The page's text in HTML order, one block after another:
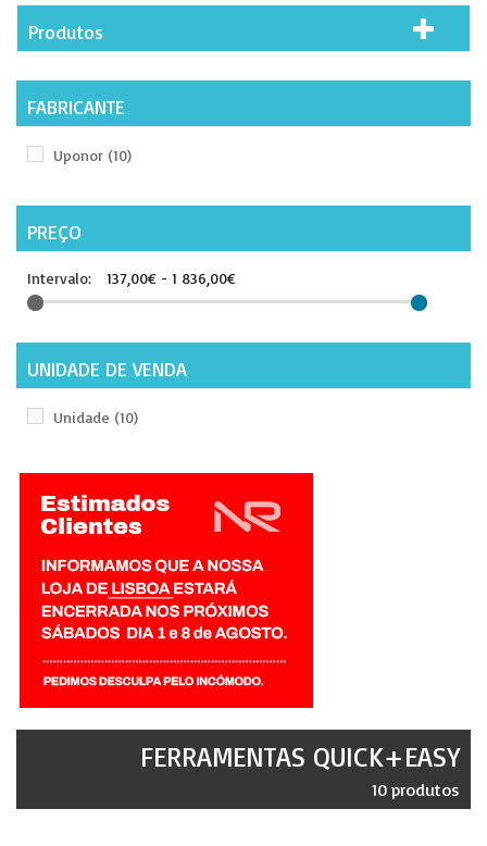
Produtos
FABRICANTE
Uponor (10)
PREÇO
Intervalo: 137,00€ - 1 836,00€
UNIDADE DE VENDA
Unidade (10)
FERRAMENTAS QUICK+EASY
10 produtos